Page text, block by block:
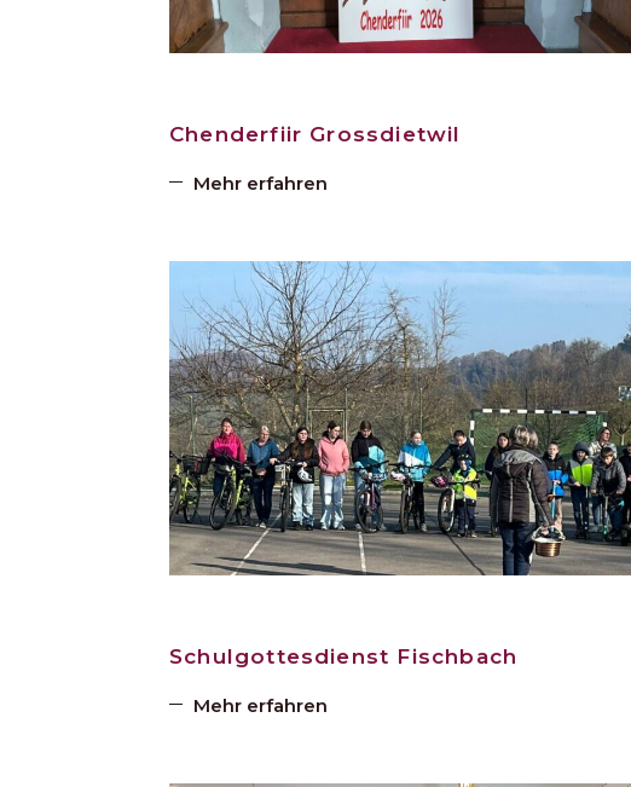
Chenderfiir Grossdietwil
Mehr erfahren
Schulgottesdienst Fischbach
Mehr erfahren